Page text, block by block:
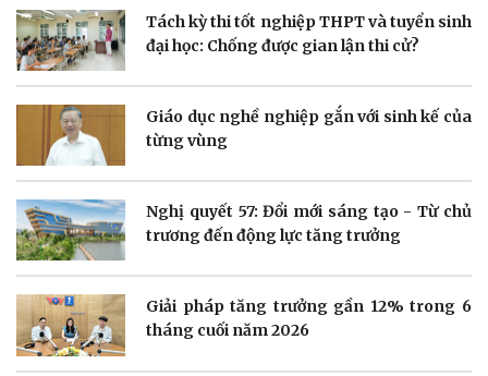
Vì cộng đồng
Chuyển đổi số
Sức khỏe
Dinh dưỡng - món ngon
Cây thuốc
Sản phụ khoa
Nhi khoa
Nam khoa
Làm đẹp - giảm cân
Phòng mạch online
Đời sống
Nhà đẹp
Blog
Tách kỳ thi tốt nghiệp THPT và tuyển sinh
đại học: Chống được gian lận thi cử?
Giáo dục nghề nghiệp gắn với sinh kế của
từng vùng
Nghị quyết 57: Đổi mới sáng tạo - Từ chủ
trương đến động lực tăng trưởng
Giải pháp tăng trưởng gần 12% trong 6
tháng cuối năm 2026